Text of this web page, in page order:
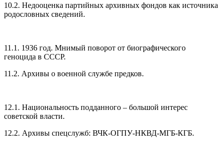
10.2. Недооценка партийных архивных фондов как источника
родословных сведений.
11.1. 1936 год. Мнимый поворот от биографического
геноцида в СССР.
11.2. Архивы о военной службе предков.
12.1. Национальность подданного – большой интерес
советской власти.
12.2. Архивы спецслужб: ВЧК-ОГПУ-НКВД-МГБ-КГБ.